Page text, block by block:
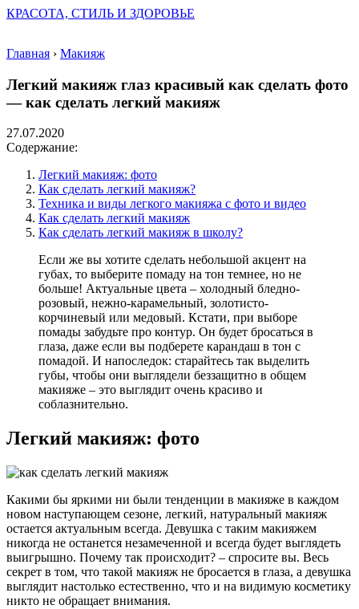
КРАСОТА, СТИЛЬ И ЗДОРОВЬЕ
Главная › Макияж
Легкий макияж глаз красивый как сделать фото
— как сделать легкий макияж
27.07.2020
Содержание:
Легкий макияж: фото
Как сделать легкий макияж?
Техника и виды легкого макияжа с фото и видео
Как сделать легкий макияж
Как сделать легкий макияж в школу?
Если же вы хотите сделать небольшой акцент на
губах, то выберите помаду на тон темнее, но не
больше! Актуальные цвета – холодный бледно-
розовый, нежно-карамельный, золотисто-
корчиневый или медовый. Кстати, при выборе
помады забудьте про контур. Он будет бросаться в
глаза, даже если вы подберете карандаш в тон с
помадой. И напоследок: старайтесь так выделить
губы, чтобы они выглядели беззащитно в общем
макияже – это выглядит очень красиво и
соблазнительно.
Легкий макияж: фото
Какими бы яркими ни были тенденции в макияже в каждом
новом наступающем сезоне, легкий, натуральный макияж
остается актуальным всегда. Девушка с таким макияжем
никогда не останется незамеченной и всегда будет выглядеть
выигрышно. Почему так происходит? – спросите вы. Весь
секрет в том, что такой макияж не бросается в глаза, а девушка
выглядит настолько естественно, что и на видимую косметику
никто не обращает внимания.